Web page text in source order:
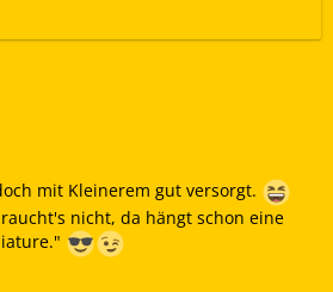
mit Kleinerem gut versorgt.
nicht, da hängt schon eine